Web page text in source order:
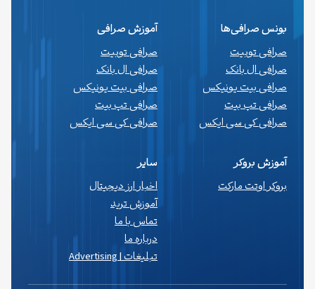
بونس صرافی‌ها
صرافی توبیت
صرافی ال بانک
صرافی بیت یونیکس
صرافی تپ بیت
صرافی کی سی ایکس
آموزش صرافی
صرافی توبیت
صرافی ال بانک
صرافی بیت یونیکس
صرافی تپ بیت
صرافی کی سی ایکس
آموزش بروکر
بروکر اوتت مارکت
سایر
اخبار ارز دیجیتال
آموزش ترید
تماس با ما
درباره ما
تبلیغات | Advertising